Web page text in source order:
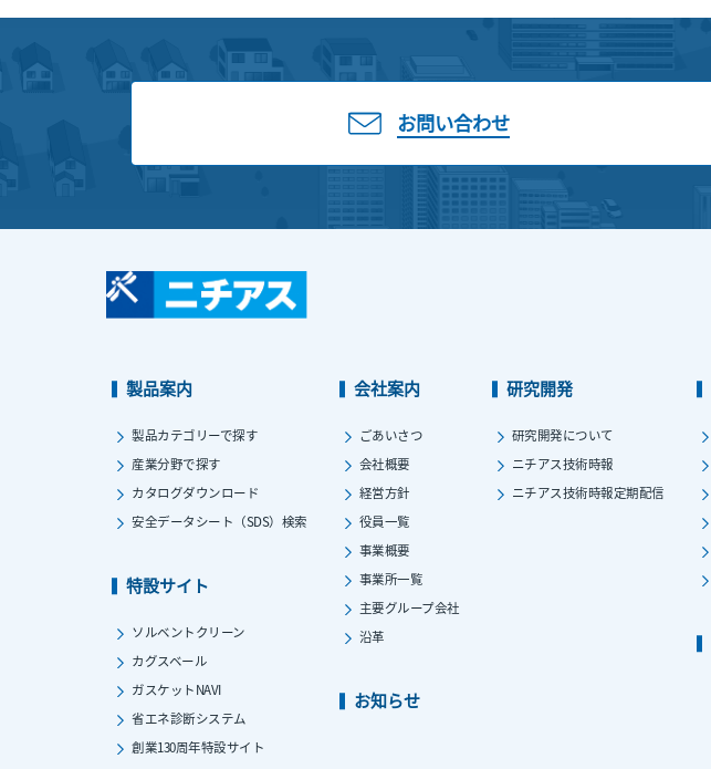
お問い合わせ
製品案内
製品カテゴリーで探す
産業分野で探す
カタログダウンロード
安全データシート（SDS）検索
特設サイト
ソルベントクリーン
カグスベール
ガスケットNAVI
省エネ診断システム
創業130周年特設サイト
会社案内
ごあいさつ
会社概要
経営方針
役員一覧
事業概要
事業所一覧
主要グループ会社
沿革
お知らせ
研究開発
研究開発について
ニチアス技術時報
ニチアス技術時報定期配信